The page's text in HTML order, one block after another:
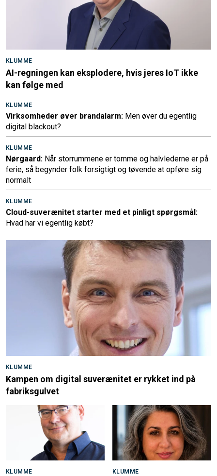
KLUMME
AI-regningen kan eksplodere, hvis jeres IoT ikke
kan følge med
KLUMME
Virksomheder øver brandalarm: Men øver du egentlig
digital blackout?
KLUMME
Nørgaard: Når storrummene er tomme og halvlederne er på
ferie, så begynder folk forsigtigt og tøvende at opføre sig
normalt
KLUMME
Cloud-suverænitet starter med et pinligt spørgsmål:
Hvad har vi egentlig købt?
KLUMME
Kampen om digital suverænitet er rykket ind på
fabriksgulvet
KLUMME KLUMME